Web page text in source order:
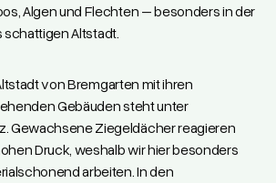
Algen und Flechten – besonders in der
Altstadt.
von Bremgarten mit ihren
Gebäuden steht unter
Gewachsene Ziegeldächer reagieren
Druck, weshalb wir hier besonders
arbeiten. In den